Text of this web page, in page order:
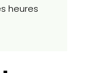
heures